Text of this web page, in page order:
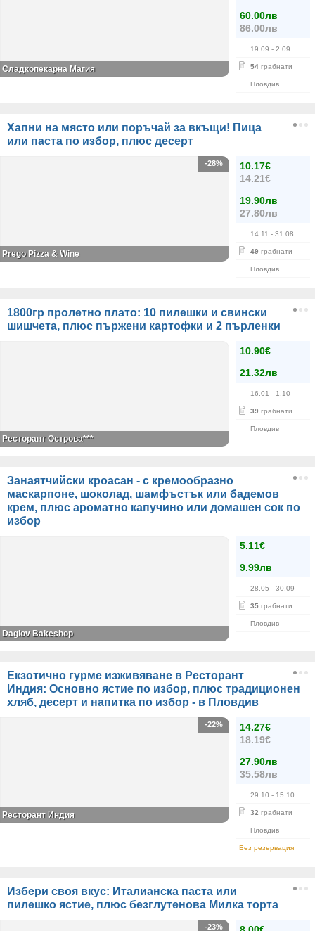
60.00лв
86.00лв
19.09 - 2.09
54 грабнати
Пловдив
Сладкопекарна Магия
Хапни на място или поръчай за вкъщи! Пица
или паста по избор, плюс десерт
10.17€
14.21€
19.90лв
27.80лв
14.11 - 31.08
49 грабнати
Пловдив
-28%
Prego Pizza & Wine
1800гр пролетно плато: 10 пилешки и свински
шишчета, плюс пържени картофки и 2 пърленки
10.90€
21.32лв
16.01 - 1.10
39 грабнати
Пловдив
Ресторант Острова***
Занаятчийски кроасан - с кремообразно
маскарпоне, шоколад, шамфъстък или бадемов
крем, плюс ароматно капучино или домашен сок по
избор
5.11€
9.99лв
28.05 - 30.09
35 грабнати
Пловдив
Daglov Bakeshop
Екзотично гурме изживяване в Ресторант
Индия: Основно ястие по избор, плюс традиционен
хляб, десерт и напитка по избор - в Пловдив
14.27€
18.19€
27.90лв
35.58лв
29.10 - 15.10
32 грабнати
Пловдив
Без резервация
-22%
Ресторант Индия
Избери своя вкус: Италианска паста или
пилешко ястие, плюс безглутенова Милка торта
-23%